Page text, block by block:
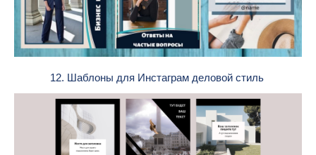
12. Шаблоны для Инстаграм деловой стиль